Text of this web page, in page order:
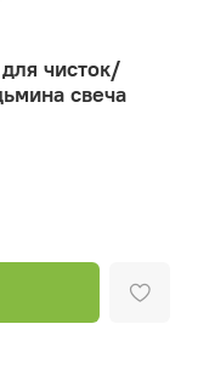
чисток/
свеча